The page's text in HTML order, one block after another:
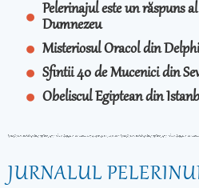
Pelerinajul este un răspuns
Dumnezeu
Misteriosul Oracol din Delphi
Sfintii 40 de Mucenici din
Obeliscul Egiptean din
JURNALUL